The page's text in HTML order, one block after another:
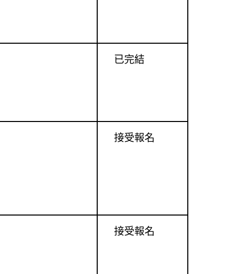
已完結
接受報名
接受報名